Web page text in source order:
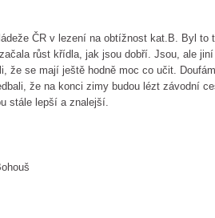
ČR v lezení na obtížnost kat.B. Byl to
růst křídla, jak jsou dobří. Jsou, ale
že se mají ještě hodně moc co učit.
že na konci zimy budou lézt závodní
stále lepší a znalejší.